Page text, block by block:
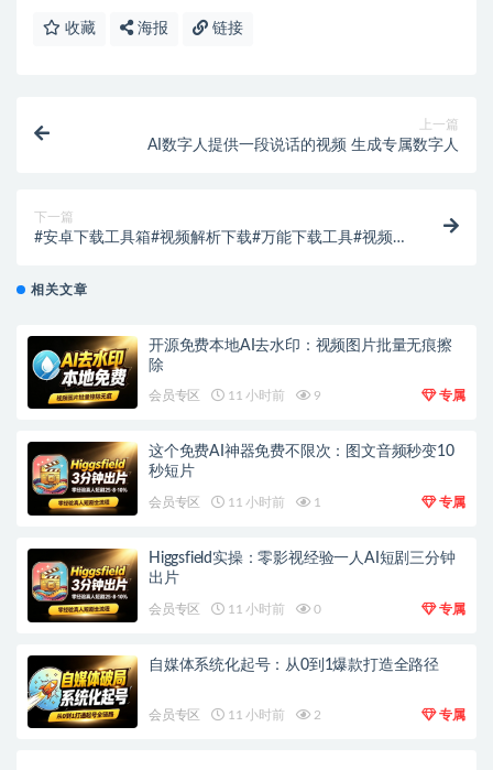
收藏 海报 链接
上一篇
AI数字人提供一段说话的视频 生成专属数字人
下一篇
#安卓下载工具箱#视频解析下载#万能下载工具#视频编
相关文章
开源免费本地AI去水印：视频图片批量无痕擦
除
会员专区 11 小时前 9 专属
这个免费AI神器免费不限次：图文音频秒变10
秒短片
会员专区 11 小时前 1 专属
Higgsfield实操：零影视经验一人AI短剧三分钟
出片
会员专区 11 小时前 0 专属
自媒体系统化起号：从0到1爆款打造全路径
会员专区 11 小时前 2 专属